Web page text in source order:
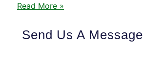
Read More »
Send Us A Message